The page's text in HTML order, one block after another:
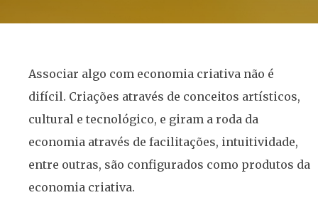
Associar algo com economia criativa não é
difícil. Criações através de conceitos artísticos,
cultural e tecnológico, e giram a roda da
economia através de facilitações, intuitividade,
entre outras, são configurados como produtos da
economia criativa.